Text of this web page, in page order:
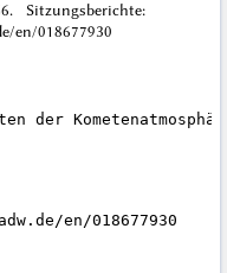
Sitzungsberichte:
en/018677930
der
en/018677930